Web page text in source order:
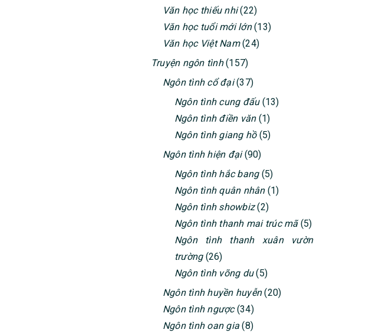
Văn học thiếu nhi(22)
Văn học tuổi mới lớn(13)
Văn học Việt Nam(24)
Truyện ngôn tình(157)
Ngôn tình cổ đại(37)
Ngôn tình cung đấu(13)
Ngôn tình điền văn(1)
Ngôn tình giang hồ(5)
Ngôn tình hiện đại(90)
Ngôn tình hắc bang(5)
Ngôn tình quân nhân(1)
Ngôn tình showbiz(2)
Ngôn tình thanh mai trúc mã(5)
Ngôn tình thanh xuân vườn
trường(26)
Ngôn tình võng du(5)
Ngôn tình huyền huyễn(20)
Ngôn tình ngược(34)
Ngôn tình oan gia (8)